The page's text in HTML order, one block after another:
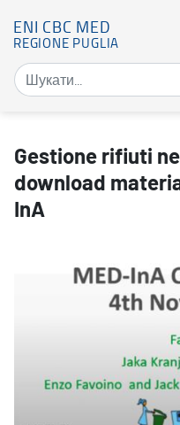
ENI CBC MED
REGIONE PUGLIA
Gestione rifiuti
download
InA